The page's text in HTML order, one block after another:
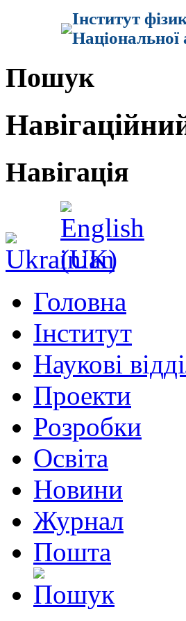
Інститут
Національної
Пошук
Навігація
Головна
Інститут
Наукові
Проекти
Розробки
Освіта
Новини
Журнал
Пошта